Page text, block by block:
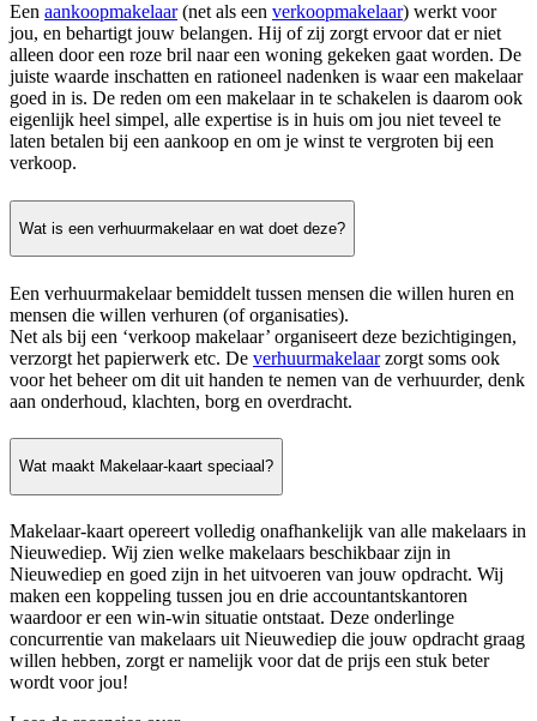
Een aankoopmakelaar(net als een verkoopmakelaar) werkt voor
jou, en behartigt jouw belangen. Hij of zij zorgt ervoor dat er niet
alleen door een roze bril naar een woning gekeken gaat worden. De
juiste waarde inschatten en rationeel nadenken is waar een makelaar
goed in is. De reden om een makelaar in te schakelen is daarom ook
eigenlijk heel simpel, alle expertise is in huis om jou niet teveel te
laten betalen bij een aankoop en om je winst te vergroten bij een
verkoop.
Wat is een verhuurmakelaar en wat doet deze?
Een verhuurmakelaar bemiddelt tussen mensen die willen huren en
mensen die willen verhuren (of organisaties).
Net als bij een ‘verkoop makelaar’ organiseert deze bezichtigingen,
verzorgt het papierwerk etc. De verhuurmakelaarzorgt soms ook
voor het beheer om dit uit handen te nemen van de verhuurder, denk
aan onderhoud, klachten, borg en overdracht.
Wat maakt Makelaar-kaart speciaal?
Makelaar-kaart opereert volledig onafhankelijk van alle makelaars in
Nieuwediep. Wij zien welke makelaars beschikbaar zijn in
Nieuwediep en goed zijn in het uitvoeren van jouw opdracht. Wij
maken een koppeling tussen jou en drie accountantskantoren
waardoor er een win-win situatie ontstaat. Deze onderlinge
concurrentie van makelaars uit Nieuwediep die jouw opdracht graag
willen hebben, zorgt er namelijk voor dat de prijs een stuk beter
wordt voor jou!